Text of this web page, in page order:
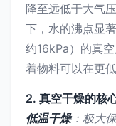
降至远低于大气
下，水的沸点显
约16kPa）的真
着物料可以在更
2. 真空干燥的核
低温干燥：极大